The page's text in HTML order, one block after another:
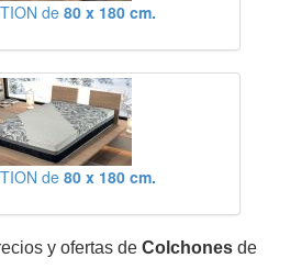
de 80 x 180 cm.
de 80 x 180 cm.
y ofertas de Colchones de